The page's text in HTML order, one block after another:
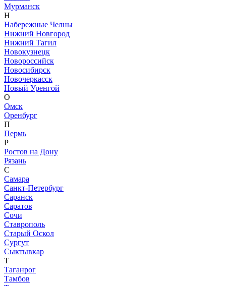
Мурманск
Н
Набережные Челны
Нижний Новгород
Нижний Тагил
Новокузнецк
Новороссийск
Новосибирск
Новочеркасск
Новый Уренгой
О
Омск
Оренбург
П
Пермь
Р
Ростов на Дону
Рязань
С
Самара
Санкт-Петербург
Саранск
Саратов
Сочи
Ставрополь
Старый Оскол
Сургут
Сыктывкар
Т
Таганрог
Тамбов